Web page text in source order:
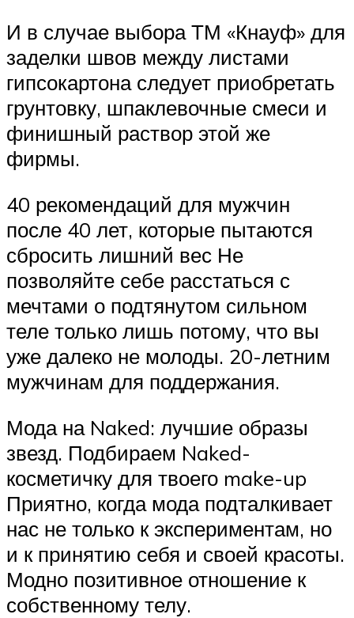
И в случае выбора ТМ «Кнауф» для
заделки швов между листами
гипсокартона следует приобретать
грунтовку, шпаклевочные смеси и
финишный раствор этой же
фирмы.
40 рекомендаций для мужчин
после 40 лет, которые пытаются
сбросить лишний вес Не
позволяйте себе расстаться с
мечтами о подтянутом сильном
теле только лишь потому, что вы
уже далеко не молоды. 20-летним
мужчинам для поддержания.
Мода на Naked: лучшие образы
звезд. Подбираем Naked-
косметичку для твоего make-up
Приятно, когда мода подталкивает
нас не только к экспериментам, но
и к принятию себя и своей красоты.
Модно позитивное отношение к
собственному телу.